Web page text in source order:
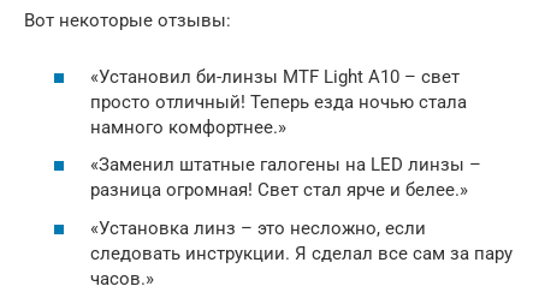
Вот некоторые отзывы:
«Установил би-линзы MTF Light A10 – свет
просто отличный! Теперь езда ночью стала
намного комфортнее.»
«Заменил штатные галогены на LED линзы –
разница огромная! Свет стал ярче и белее.»
«Установка линз – это несложно, если
следовать инструкции. Я сделал все сам за пару
часов.»